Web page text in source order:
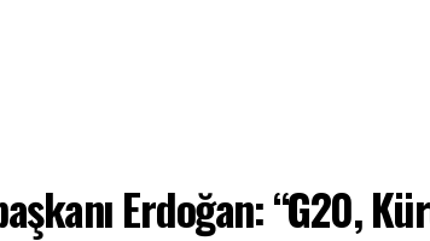
Erdoğan: “G20,